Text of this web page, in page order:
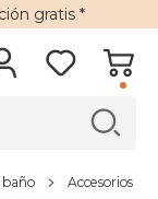
gratis*
baño Accesorios de